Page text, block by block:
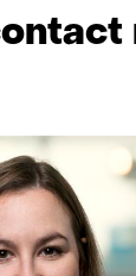
met